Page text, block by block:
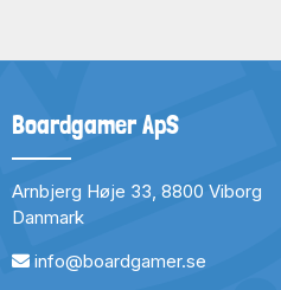
Boardgamer ApS
Arnbjerg Høje 33, 8800 Viborg
Danmark
info@boardgamer.se